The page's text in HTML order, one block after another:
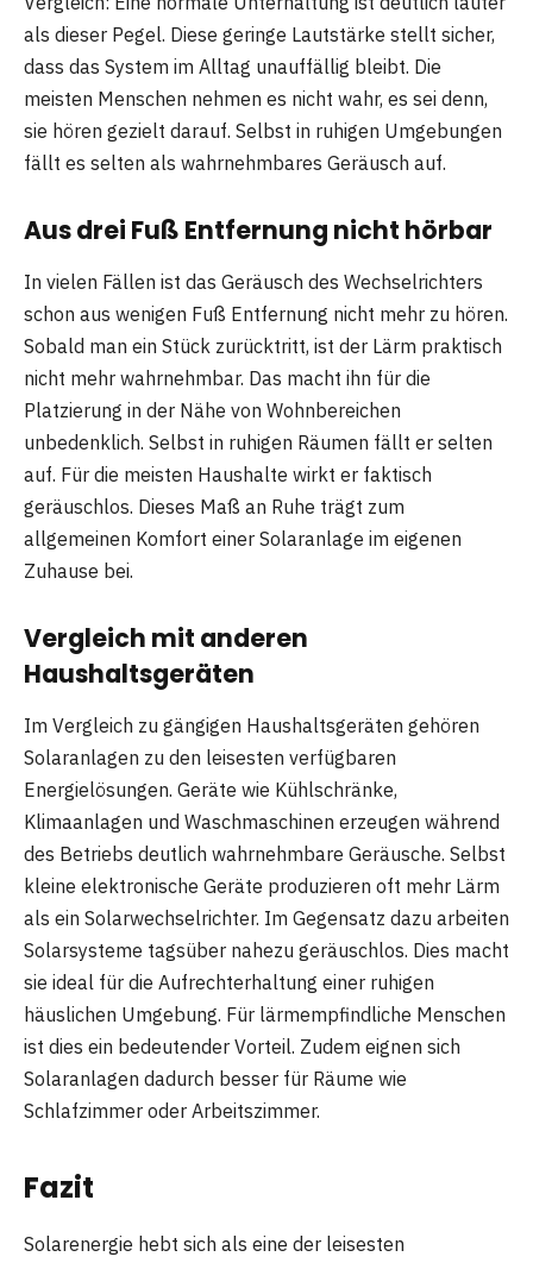
als dieser Pegel. Diese geringe Lautstärke stellt sicher,
dass das System im Alltag unauffällig bleibt. Die
meisten Menschen nehmen es nicht wahr, es sei denn,
sie hören gezielt darauf. Selbst in ruhigen Umgebungen
fällt es selten als wahrnehmbares Geräusch auf.
Aus drei Fuß Entfernung nicht hörbar
In vielen Fällen ist das Geräusch des Wechselrichters
schon aus wenigen Fuß Entfernung nicht mehr zu hören.
Sobald man ein Stück zurücktritt, ist der Lärm praktisch
nicht mehr wahrnehmbar. Das macht ihn für die
Platzierung in der Nähe von Wohnbereichen
unbedenklich. Selbst in ruhigen Räumen fällt er selten
auf. Für die meisten Haushalte wirkt er faktisch
geräuschlos. Dieses Maß an Ruhe trägt zum
allgemeinen Komfort einer Solaranlage im eigenen
Zuhause bei.
Vergleich mit anderen
Haushaltsgeräten
Im Vergleich zu gängigen Haushaltsgeräten gehören
Solaranlagen zu den leisesten verfügbaren
Energielösungen. Geräte wie Kühlschränke,
Klimaanlagen und Waschmaschinen erzeugen während
des Betriebs deutlich wahrnehmbare Geräusche. Selbst
kleine elektronische Geräte produzieren oft mehr Lärm
als ein Solarwechselrichter. Im Gegensatz dazu arbeiten
Solarsysteme tagsüber nahezu geräuschlos. Dies macht
sie ideal für die Aufrechterhaltung einer ruhigen
häuslichen Umgebung. Für lärmempfindliche Menschen
ist dies ein bedeutender Vorteil. Zudem eignen sich
Solaranlagen dadurch besser für Räume wie
Schlafzimmer oder Arbeitszimmer.
Fazit
Solarenergie hebt sich als eine der leisesten